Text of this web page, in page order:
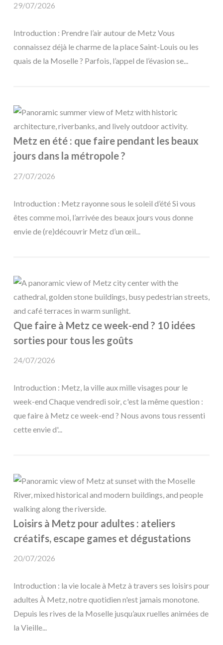
29/07/2026
Introduction : Prendre l’air autour de Metz Vous
connaissez déjà le charme de la place Saint-Louis ou les
quais de la Moselle ? Parfois, l’appel de l’évasion se...
Metz en été : que faire pendant les beaux
jours dans la métropole ?
27/07/2026
Introduction : Metz rayonne sous le soleil d’été Si vous
êtes comme moi, l’arrivée des beaux jours vous donne
envie de (re)découvrir Metz d’un œil...
Que faire à Metz ce week-end ? 10 idées
sorties pour tous les goûts
24/07/2026
Introduction : Metz, la ville aux mille visages pour le
week-end Chaque vendredi soir, c'est la même question :
que faire à Metz ce week-end ? Nous avons tous ressenti
cette envie d'...
Loisirs à Metz pour adultes : ateliers
créatifs, escape games et dégustations
20/07/2026
Introduction : la vie locale à Metz à travers ses loisirs pour
adultes À Metz, notre quotidien n'est jamais monotone.
Depuis les rives de la Moselle jusqu’aux ruelles animées de
la Vieille...